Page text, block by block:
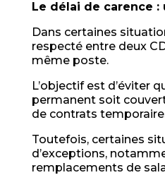
Le délai de carence
Dans certaines
respecté entre deux
même poste.
L’objectif est d’éviter
permanent soit
de contrats
Toutefois, certaines
d’exceptions,
remplacements de